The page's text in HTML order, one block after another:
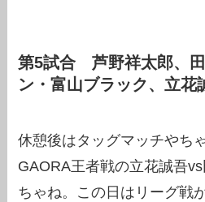
第5試合 芦野祥太郎
ン・富山ブラック、立花
休憩後はタッグマッチやち
GAORA王者戦の立花誠吾
ちゃね。この日はリーグ戦